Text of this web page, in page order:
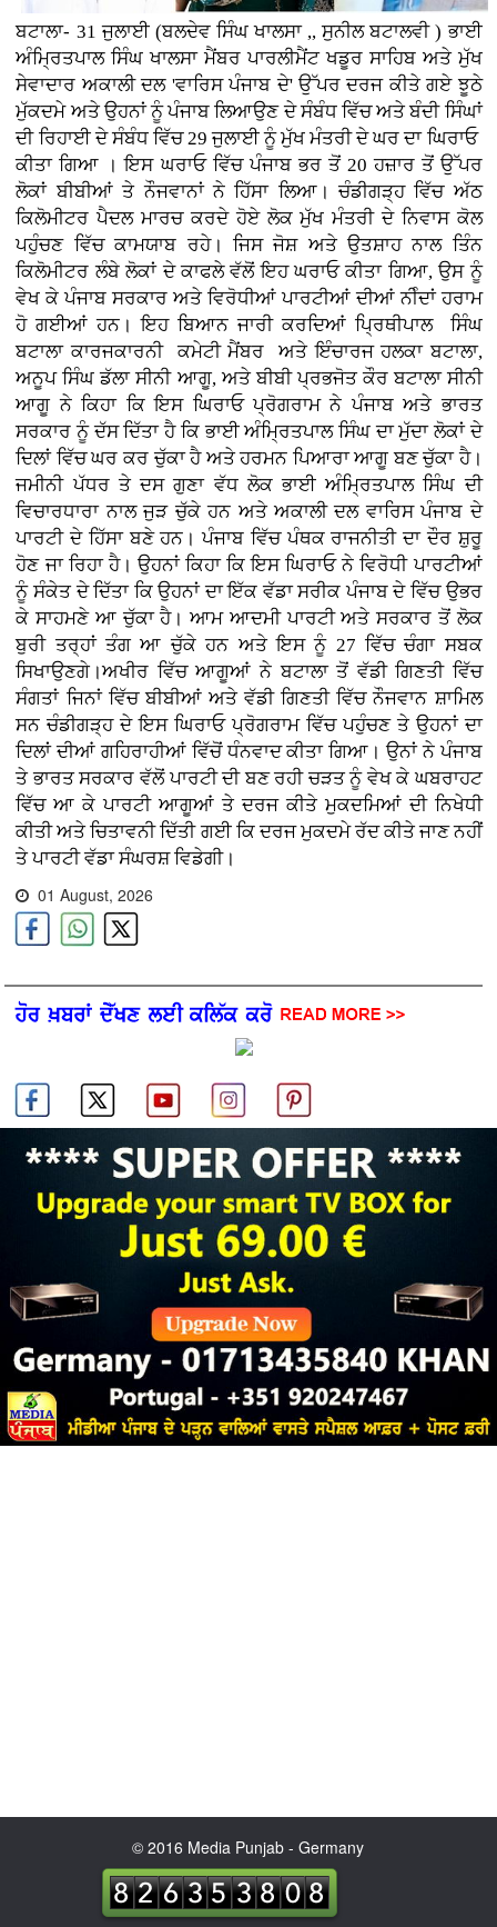
ਬਟਾਲਾ- 31 ਜੁਲਾਈ (ਬਲਦੇਵ ਸਿੰਘ ਖਾਲਸਾ ,, ਸੁਨੀਲ ਬਟਾਲਵੀ ) ਭਾਈ
ਅੰਮ੍ਰਿਤਪਾਲ ਸਿੰਘ ਖਾਲਸਾ ਮੈਂਬਰ ਪਾਰਲੀਮੈਂਟ ਖਡੂਰ ਸਾਹਿਬ ਅਤੇ ਮੁੱਖ
ਸੇਵਾਦਾਰ ਅਕਾਲੀ ਦਲ 'ਵਾਰਿਸ ਪੰਜਾਬ ਦੇ' ਉੱਪਰ ਦਰਜ ਕੀਤੇ ਗਏ ਝੂਠੇ
ਮੁੱਕਦਮੇ ਅਤੇ ਉਹਨਾਂ ਨੂੰ ਪੰਜਾਬ ਲਿਆਉਣ ਦੇ ਸੰਬੰਧ ਵਿੱਚ ਅਤੇ ਬੰਦੀ ਸਿੰਘਾਂ
ਦੀ ਰਿਹਾਈ ਦੇ ਸੰਬੰਧ ਵਿੱਚ 29 ਜੁਲਾਈ ਨੂੰ ਮੁੱਖ ਮੰਤਰੀ ਦੇ ਘਰ ਦਾ ਘਿਰਾਓ
ਕੀਤਾ ਗਿਆ । ਇਸ ਘਰਾਓ ਵਿੱਚ ਪੰਜਾਬ ਭਰ ਤੋਂ 20 ਹਜ਼ਾਰ ਤੋਂ ਉੱਪਰ
ਲੋਕਾਂ ਬੀਬੀਆਂ ਤੇ ਨੌਜਵਾਨਾਂ ਨੇ ਹਿੱਸਾ ਲਿਆ। ਚੰਡੀਗੜ੍ਹ ਵਿੱਚ ਅੱਠ
ਕਿਲੋਮੀਟਰ ਪੈਦਲ ਮਾਰਚ ਕਰਦੇ ਹੋਏ ਲੋਕ ਮੁੱਖ ਮੰਤਰੀ ਦੇ ਨਿਵਾਸ ਕੋਲ
ਪਹੁੰਚਣ ਵਿੱਚ ਕਾਮਯਾਬ ਰਹੇ। ਜਿਸ ਜੋਸ਼ ਅਤੇ ਉਤਸ਼ਾਹ ਨਾਲ ਤਿੰਨ
ਕਿਲੋਮੀਟਰ ਲੰਬੇ ਲੋਕਾਂ ਦੇ ਕਾਫਲੇ ਵੱਲੋਂ ਇਹ ਘਰਾਓ ਕੀਤਾ ਗਿਆ, ਉਸ ਨੂੰ
ਵੇਖ ਕੇ ਪੰਜਾਬ ਸਰਕਾਰ ਅਤੇ ਵਿਰੋਧੀਆਂ ਪਾਰਟੀਆਂ ਦੀਆਂ ਨੀੰਦਾਂ ਹਰਾਮ
ਹੋ ਗਈਆਂ ਹਨ। ਇਹ ਬਿਆਨ ਜਾਰੀ ਕਰਦਿਆਂ ਪ੍ਰਿਥੀਪਾਲ ਸਿੰਘ
ਬਟਾਲਾ ਕਾਰਜਕਾਰਨੀ ਕਮੇਟੀ ਮੈਂਬਰ ਅਤੇ ਇੰਚਾਰਜ ਹਲਕਾ ਬਟਾਲਾ,
ਅਨੂਪ ਸਿੰਘ ਡੱਲਾ ਸੀਨੀ ਆਗੂ, ਅਤੇ ਬੀਬੀ ਪ੍ਰਭਜੋਤ ਕੌਰ ਬਟਾਲਾ ਸੀਨੀ
ਆਗੂ ਨੇ ਕਿਹਾ ਕਿ ਇਸ ਘਿਰਾਓ ਪ੍ਰੋਗਰਾਮ ਨੇ ਪੰਜਾਬ ਅਤੇ ਭਾਰਤ
ਸਰਕਾਰ ਨੂੰ ਦੱਸ ਦਿੱਤਾ ਹੈ ਕਿ ਭਾਈ ਅੰਮ੍ਰਿਤਪਾਲ ਸਿੰਘ ਦਾ ਮੁੱਦਾ ਲੋਕਾਂ ਦੇ
ਦਿਲਾਂ ਵਿੱਚ ਘਰ ਕਰ ਚੁੱਕਾ ਹੈ ਅਤੇ ਹਰਮਨ ਪਿਆਰਾ ਆਗੂ ਬਣ ਚੁੱਕਾ ਹੈ।
ਜਮੀਨੀ ਪੱਧਰ ਤੇ ਦਸ ਗੁਣਾ ਵੱਧ ਲੋਕ ਭਾਈ ਅੰਮ੍ਰਿਤਪਾਲ ਸਿੰਘ ਦੀ
ਵਿਚਾਰਧਾਰਾ ਨਾਲ ਜੁੜ ਚੁੱਕੇ ਹਨ ਅਤੇ ਅਕਾਲੀ ਦਲ ਵਾਰਿਸ ਪੰਜਾਬ ਦੇ
ਪਾਰਟੀ ਦੇ ਹਿੱਸਾ ਬਣੇ ਹਨ। ਪੰਜਾਬ ਵਿੱਚ ਪੰਥਕ ਰਾਜਨੀਤੀ ਦਾ ਦੌਰ ਸ਼ੁਰੂ
ਹੋਣ ਜਾ ਰਿਹਾ ਹੈ। ਉਹਨਾਂ ਕਿਹਾ ਕਿ ਇਸ ਘਿਰਾਓ ਨੇ ਵਿਰੋਧੀ ਪਾਰਟੀਆਂ
ਨੂੰ ਸੰਕੇਤ ਦੇ ਦਿੱਤਾ ਕਿ ਉਹਨਾਂ ਦਾ ਇੱਕ ਵੱਡਾ ਸਰੀਕ ਪੰਜਾਬ ਦੇ ਵਿੱਚ ਉਭਰ
ਕੇ ਸਾਹਮਣੇ ਆ ਚੁੱਕਾ ਹੈ। ਆਮ ਆਦਮੀ ਪਾਰਟੀ ਅਤੇ ਸਰਕਾਰ ਤੋਂ ਲੋਕ
ਬੁਰੀ ਤਰ੍ਹਾਂ ਤੰਗ ਆ ਚੁੱਕੇ ਹਨ ਅਤੇ ਇਸ ਨੂੰ 27 ਵਿੱਚ ਚੰਗਾ ਸਬਕ
ਸਿਖਾਉਣਗੇ।ਅਖੀਰ ਵਿੱਚ ਆਗੂਆਂ ਨੇ ਬਟਾਲਾ ਤੋਂ ਵੱਡੀ ਗਿਣਤੀ ਵਿੱਚ
ਸੰਗਤਾਂ ਜਿਨਾਂ ਵਿੱਚ ਬੀਬੀਆਂ ਅਤੇ ਵੱਡੀ ਗਿਣਤੀ ਵਿੱਚ ਨੌਜਵਾਨ ਸ਼ਾਮਿਲ
ਸਨ ਚੰਡੀਗੜ੍ਹ ਦੇ ਇਸ ਘਿਰਾਓ ਪ੍ਰੋਗਰਾਮ ਵਿੱਚ ਪਹੁੰਚਣ ਤੇ ਉਹਨਾਂ ਦਾ
ਦਿਲਾਂ ਦੀਆਂ ਗਹਿਰਾਹੀਆਂ ਵਿੱਚੋਂ ਧੰਨਵਾਦ ਕੀਤਾ ਗਿਆ। ਉਨਾਂ ਨੇ ਪੰਜਾਬ
ਤੇ ਭਾਰਤ ਸਰਕਾਰ ਵੱਲੋਂ ਪਾਰਟੀ ਦੀ ਬਣ ਰਹੀ ਚੜਤ ਨੂੰ ਵੇਖ ਕੇ ਘਬਰਾਹਟ
ਵਿੱਚ ਆ ਕੇ ਪਾਰਟੀ ਆਗੂਆਂ ਤੇ ਦਰਜ ਕੀਤੇ ਮੁਕਦਮਿਆਂ ਦੀ ਨਿਖੇਧੀ
ਕੀਤੀ ਅਤੇ ਚਿਤਾਵਨੀ ਦਿੱਤੀ ਗਈ ਕਿ ਦਰਜ ਮੁਕਦਮੇ ਰੱਦ ਕੀਤੇ ਜਾਣ ਨਹੀਂ
ਤੇ ਪਾਰਟੀ ਵੱਡਾ ਸੰਘਰਸ਼ ਵਿਡੇਗੀ।
01 August, 2026
© 2016 Media Punjab - Germany